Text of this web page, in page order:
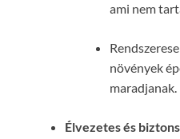
ami nem
növények
maradjanak.
Élvezetes és